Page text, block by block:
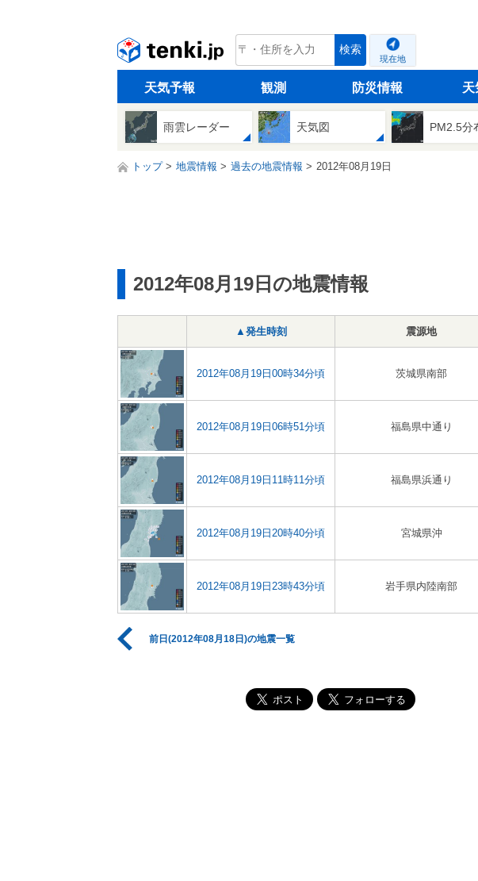
tenki.jp 検索
現在地
天気予報 観測 防災情報 天
雨雲レーダー 天気図 PM2.5分
トップ 地震情報 過去の地震情報 2012年08月19日
2012年08月19日の地震情報
▲発生時刻 震源地
2012年08月19日00時34分頃 茨城県南部
2012年08月19日06時51分頃 福島県中通り
2012年08月19日11時11分頃 福島県浜通り
2012年08月19日20時40分頃 宮城県沖
2012年08月19日23時43分頃 岩手県内陸南部
前日(2012年08月18日)の地震一覧